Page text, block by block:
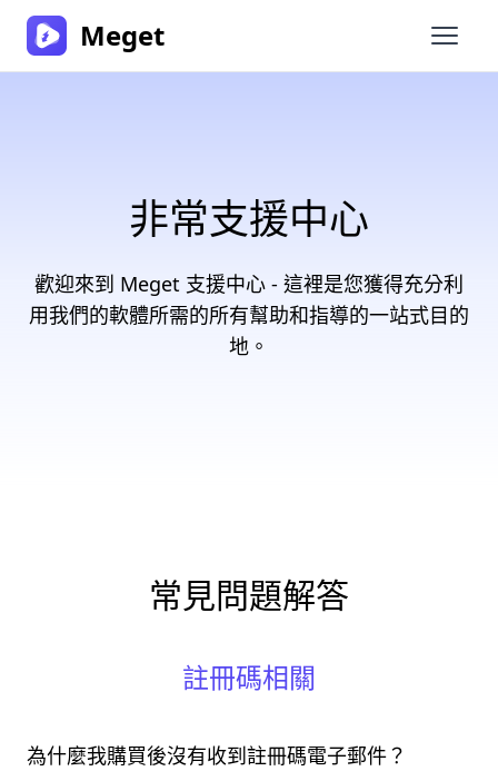
開啟
Meget
非常支援中心
歡迎來到 Meget 支援中心 - 這裡是您獲得充分利
用我們的軟體所需的所有幫助和指導的一站式目的
地。
常見問題解答
註冊碼相關
為什麼我購買後沒有收到註冊碼電子郵件？